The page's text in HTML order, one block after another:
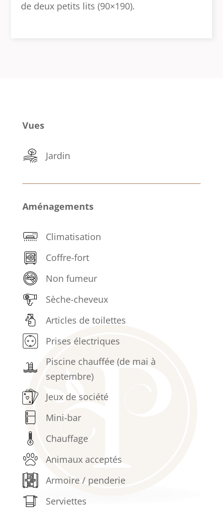
de deux petits lits (90×190).
Vues
Jardin
Aménagements
Climatisation
Coffre-fort
Non fumeur
Sèche-cheveux
Articles de toilettes
Prises électriques
Piscine chauffée (de mai à
septembre)
Jeux de société
Mini-bar
Chauffage
Animaux acceptés
Armoire / penderie
Serviettes